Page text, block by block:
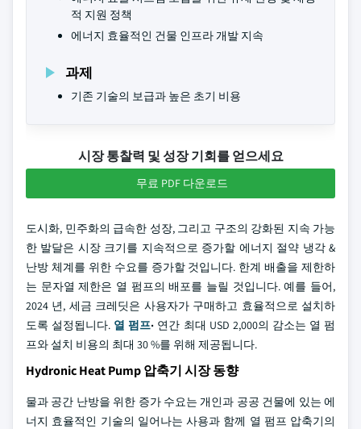
적 지원 정책
에너지 효율적인 건물 인프라 개발 지속
과제
기존 기술의 보급과 높은 초기 비용
시장 통찰력 및 성장 기회를 얻으세요
무료 PDF 다운로드
도시화, 민주화의 급속한 성장, 그리고 구조의 강화된 지속 가능
한 발달은 시장 크기를 지속적으로 증가할 에너지 절약 냉각 &
난방 체계를 위한 수요를 증가할 것입니다. 한계 배출을 제한하
는 문자열 제한은 열 펌프의 배포를 늘릴 것입니다. 예를 들어,
2024 년, 세금 크레딧은 사용자가 구매하고 효율적으로 설치하
도록 설정됩니다. 열 펌프· 연간 최대 USD 2,000의 감소는 열 펌
프와 설치 비용의 최대 30 %를 위해 제공됩니다.
Hydronic Heat Pump 압축기 시장 동향
물과 공간 난방을 위한 증가 수요는 개인과 공공 건물에 있는 에
너지 효율적인 기술의 일어나는 사용과 함께 열 펌프 압축기의